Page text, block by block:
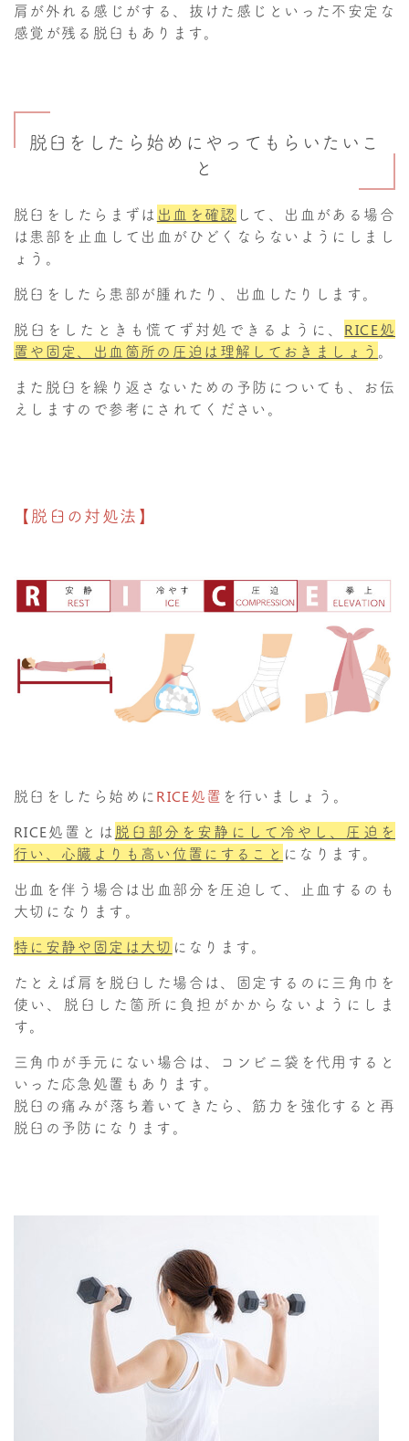
肩が外れる感じがする、抜けた感じといった不安定な
感覚が残る脱臼もあります。
脱臼をしたら始めにやってもらいたいこ
と
脱臼をしたらまずは 出血を確認 して、出血がある場合
は患部を止血して出血がひどくならないようにしまし
ょう。
脱臼をしたら患部が腫れたり、出血したりします。
脱臼をしたときも慌てず対処できるように、 RICE処
置や固定、出血箇所の圧迫は理解しておきましょう 。
また脱臼を繰り返さないための予防についても、お伝
えしますので参考にされてください。
【脱臼の対処法】
脱臼をしたら始めにRICE処置 を行いましょう。
RICE処置とは 脱臼部分を安静にして冷やし、圧迫を
行い、心臓よりも高い位置にすること になります。
出血を伴う場合は出血部分を圧迫して、止血するのも
大切になります。
特に安静や固定は大切 になります。
たとえば肩を脱臼した場合は、固定するのに三角巾を
使い、脱臼した箇所に負担がかからないようにしま
す。
三角巾が手元にない場合は、コンビニ袋を代用すると
いった応急処置もあります。
脱臼の痛みが落ち着いてきたら、筋力を強化すると再
脱臼の予防になります。